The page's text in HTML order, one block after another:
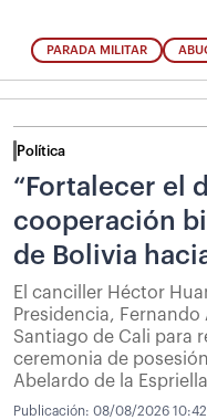
PARADA MILITAR
Política
“Fortalecer el
cooperación
de Bolivia
El canciller Héctor
Presidencia,
Santiago de Cali para
ceremonia de
Abelardo de la Espriella
Publicación: 08/08/2026 10:42